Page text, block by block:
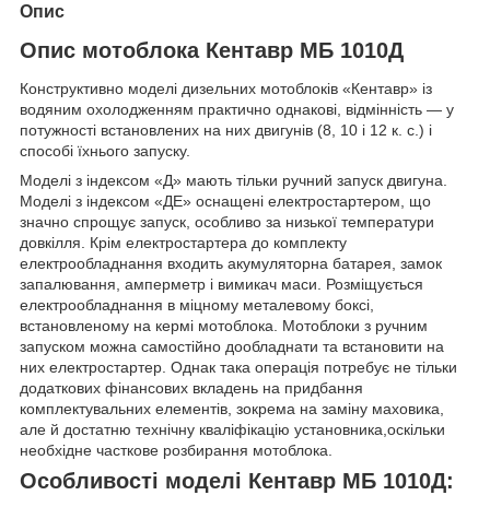
Опис
Опис мотоблока Кентавр МБ 1010Д
Конструктивно моделі дизельних мотоблоків «Кентавр» із
водяним охолодженням практично однакові, відмінність — у
потужності встановлених на них двигунів (8, 10 і 12 к. с.) і
способі їхнього запуску.
Моделі з індексом «Д» мають тільки ручний запуск двигуна.
Моделі з індексом «ДЕ» оснащені електростартером, що
значно спрощує запуск, особливо за низької температури
довкілля. Крім електростартера до комплекту
електрообладнання входить акумуляторна батарея, замок
запалювання, амперметр і вимикач маси. Розміщується
електрообладнання в міцному металевому боксі,
встановленому на кермі мотоблока. Мотоблоки з ручним
запуском можна самостійно дообладнати та встановити на
них електростартер. Однак така операція потребує не тільки
додаткових фінансових вкладень на придбання
комплектувальних елементів, зокрема на заміну маховика,
але й достатню технічну кваліфікацію установника,оскільки
необхідне часткове розбирання мотоблока.
Особливості моделі Кентавр МБ 1010Д: